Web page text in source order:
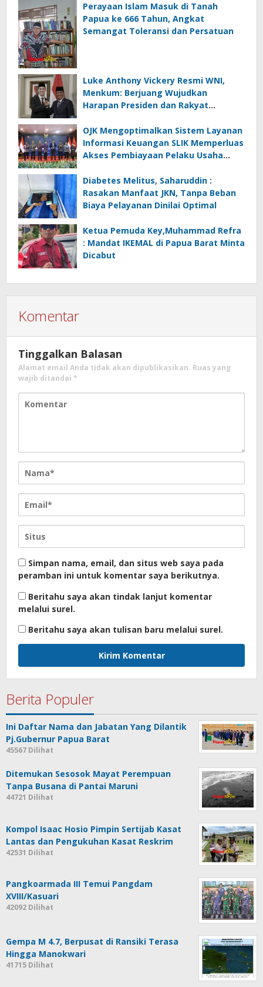
Perayaan Islam Masuk di Tanah
Papua ke 666 Tahun, Angkat
Semangat Toleransi dan Persatuan
Luke Anthony Vickery Resmi WNI,
Menkum: Berjuang Wujudkan
Harapan Presiden dan Rakyat
OJK Mengoptimalkan Sistem Layanan
Informasi Keuangan SLIK Memperluas
Akses Pembiayaan Pelaku Usaha
Diabetes Melitus, Saharuddin :
Rasakan Manfaat JKN, Tanpa Beban
Biaya Pelayanan Dinilai Optimal
Ketua Pemuda Key,Muhammad Refra
: Mandat IKEMAL di Papua Barat Minta
Dicabut
Komentar
Tinggalkan Balasan
Alamat email Anda tidak akan dipublikasikan. Ruas yang
wajib ditandai *
Simpan nama, email, dan situs web saya pada
peramban ini untuk komentar saya berikutnya.
Beritahu saya akan tindak lanjut komentar
melalui surel.
Beritahu saya akan tulisan baru melalui surel.
Berita Populer
Ini Daftar Nama dan Jabatan Yang Dilantik
Pj.Gubernur Papua Barat
45567 Dilihat
Ditemukan Sesosok Mayat Perempuan
Tanpa Busana di Pantai Maruni
44721 Dilihat
Kompol Isaac Hosio Pimpin Sertijab Kasat
Lantas dan Pengukuhan Kasat Reskrim
42531 Dilihat
Pangkoarmada III Temui Pangdam
XVIII/Kasuari
42092 Dilihat
Gempa M 4.7, Berpusat di Ransiki Terasa
Hingga Manokwari
41715 Dilihat